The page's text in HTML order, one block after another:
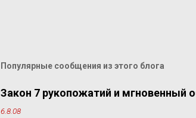
Популярные сообщения из этого блога
Закон 7 рукопожатий и мгновенный
6.8.08